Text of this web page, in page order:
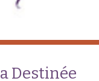
Destinée